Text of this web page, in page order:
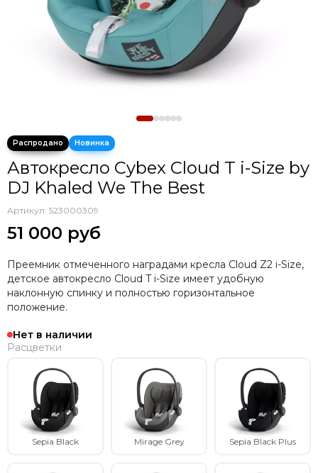
Автокресло Cybex Cloud T i-Size by
DJ Khaled We The Best
Артикул: 523000309
51 000 руб
Преемник отмеченного наградами кресла Cloud Z2 i-Size,
детское автокресло Cloud T i-Size имеет удобную
наклонную спинку и полностью горизонтальное
положение.
Нет в наличии
Расцветки
Sepia Black Mirage Grey Sepia Black Plus